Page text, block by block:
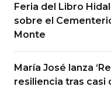
Feria del Libro
sobre el
Monte
María José lanza
resiliencia tras casi